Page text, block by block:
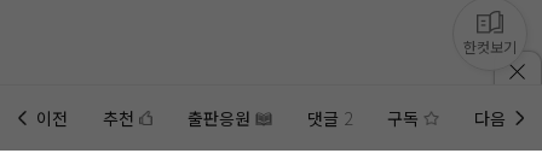
이전 추천 출판응원 댓글 2 구독 다음
한컷보기
홈에미노벨 웹추가하기 미노벨 앱설치하기